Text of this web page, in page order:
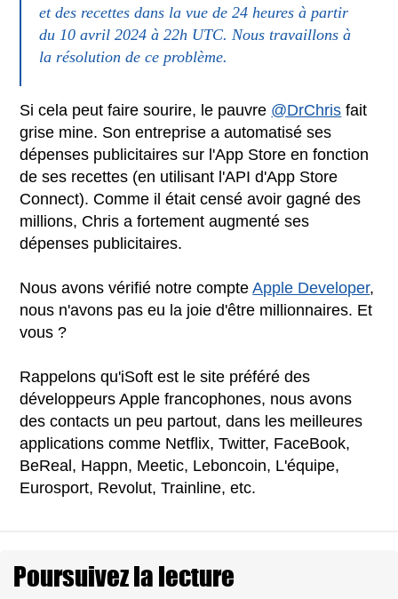
et des recettes dans la vue de 24 heures à partir
du 10 avril 2024 à 22h UTC. Nous travaillons à
la résolution de ce problème.
Si cela peut faire sourire, le pauvre @DrChris fait
grise mine. Son entreprise a automatisé ses
dépenses publicitaires sur l'App Store en fonction
de ses recettes (en utilisant l'API d'App Store
Connect). Comme il était censé avoir gagné des
millions, Chris a fortement augmenté ses
dépenses publicitaires.
Nous avons vérifié notre compteApple Developer,
nous n'avons pas eu la joie d'être millionnaires. Et
vous ?
Rappelons qu'iSoft est le site préféré des
développeurs Apple francophones, nous avons
des contacts un peu partout, dans les meilleures
applications comme Netflix, Twitter, FaceBook,
BeReal, Happn, Meetic, Leboncoin, L'équipe,
Eurosport, Revolut, Trainline, etc.
Poursuivez la lecture